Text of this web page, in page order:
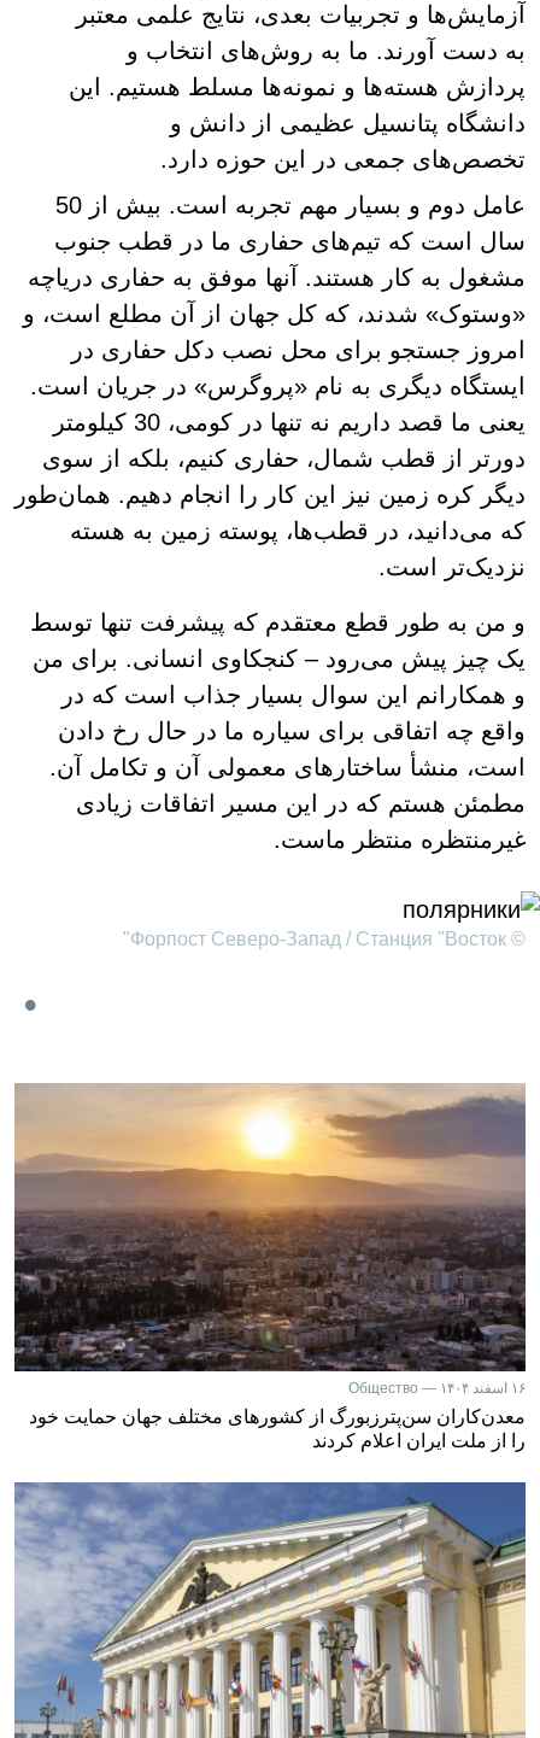
آزمایش‌ها و تجربیات بعدی، نتایج علمی معتبر
به دست آورند. ما به روش‌های انتخاب و
پردازش هسته‌ها و نمونه‌ها مسلط هستیم. این
دانشگاه پتانسیل عظیمی از دانش و
تخصص‌های جمعی در این حوزه دارد.
عامل دوم و بسیار مهم تجربه است. بیش از 50
سال است که تیم‌های حفاری ما در قطب جنوب
مشغول به کار هستند. آنها موفق به حفاری دریاچه
«وستوک» شدند، که کل جهان از آن مطلع است، و
امروز جستجو برای محل نصب دکل حفاری در
ایستگاه دیگری به نام «پروگرس» در جریان است.
یعنی ما قصد داریم نه تنها در کومی، 30 کیلومتر
دورتر از قطب شمال، حفاری کنیم، بلکه از سوی
دیگر کره زمین نیز این کار را انجام دهیم. همان‌طور
که می‌دانید، در قطب‌ها، پوسته زمین به هسته
نزدیک‌تر است.
و من به طور قطع معتقدم که پیشرفت تنها توسط
یک چیز پیش می‌رود – کنجکاوی انسانی. برای من
و همکارانم این سوال بسیار جذاب است که در
واقع چه اتفاقی برای سیاره ما در حال رخ دادن
است، منشأ ساختارهای معمولی آن و تکامل آن.
مطمئن هستم که در این مسیر اتفاقات زیادی
غیرمنتظره منتظر ماست.
© Форпост Северо-Запад / Станция "Восток"
۱۶ اسفند ۱۴۰۴ — Общество
معدن‌کاران سن‌پترزبورگ از کشورهای مختلف جهان حمایت خود
را از ملت ایران اعلام کردند